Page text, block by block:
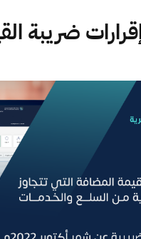
ضريبة القيمة المضافة
ضريبة